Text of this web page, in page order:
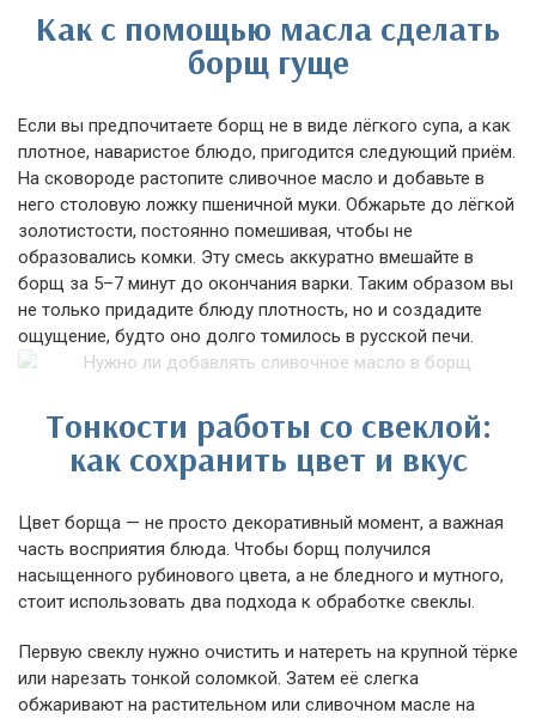
Как с помощью масла сделать
борщ гуще
Если вы предпочитаете борщ не в виде лёгкого супа, а как
плотное, наваристое блюдо, пригодится следующий приём.
На сковороде растопите сливочное масло и добавьте в
него столовую ложку пшеничной муки. Обжарьте до лёгкой
золотистости, постоянно помешивая, чтобы не
образовались комки. Эту смесь аккуратно вмешайте в
борщ за 5–7 минут до окончания варки. Таким образом вы
не только придадите блюду плотность, но и создадите
ощущение, будто оно долго томилось в русской печи.
Тонкости работы со свеклой:
как сохранить цвет и вкус
Цвет борща — не просто декоративный момент, а важная
часть восприятия блюда. Чтобы борщ получился
насыщенного рубинового цвета, а не бледного и мутного,
стоит использовать два подхода к обработке свеклы.
Первую свеклу нужно очистить и натереть на крупной тёрке
или нарезать тонкой соломкой. Затем её слегка
обжаривают на растительном или сливочном масле на